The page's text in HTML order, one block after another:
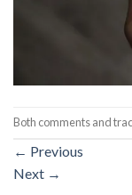
Both comments and
← Previous
Next →